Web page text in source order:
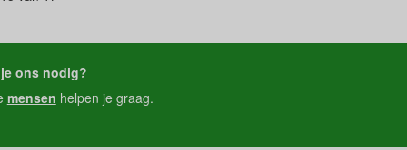
ons nodig?
mensen helpen je graag.